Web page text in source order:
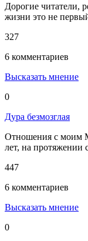
Дорогие читатели,
жизни это не
327
6 комментариев
Высказать мнение
0
Дура безмозглая
Отношения с моим
лет, на протяжении
447
6 комментариев
Высказать мнение
0